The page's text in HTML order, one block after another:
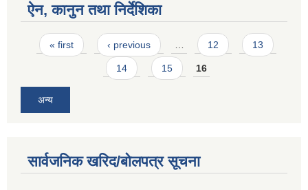
ऐन, कानुन तथा निर्देशिका
Pages
« first ‹ previous 12 13
14 15 16
अन्य
सार्वजनिक खरिद/बोलपत्र सूचना